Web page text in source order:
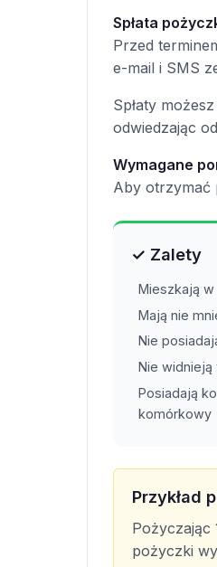
Spłata
Przed
e-mail i SMS
Spłaty
odwiedzając
Wymagane
Aby otrzymać
✓ Zalety
Mieszkają w
Mają nie
Nie
Nie widnieją
Posiadają
komórkowy
Przykład
Pożyczając
pożyczki